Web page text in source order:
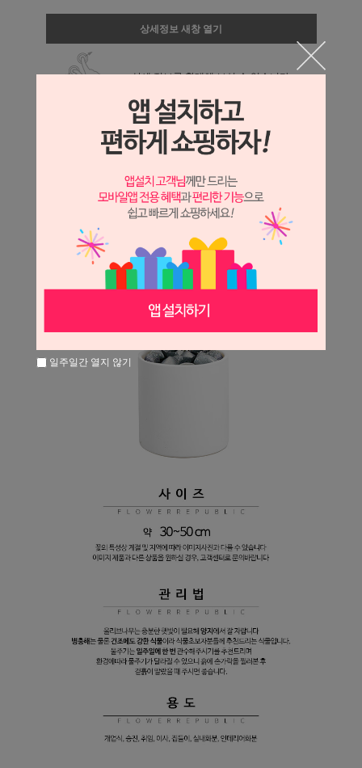
상세정보 새창 열기
상세 정보를 확대해 보실 수 있습니다.
일주일간 열지 않기